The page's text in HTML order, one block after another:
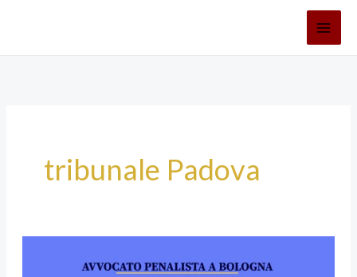
tribunale Padova